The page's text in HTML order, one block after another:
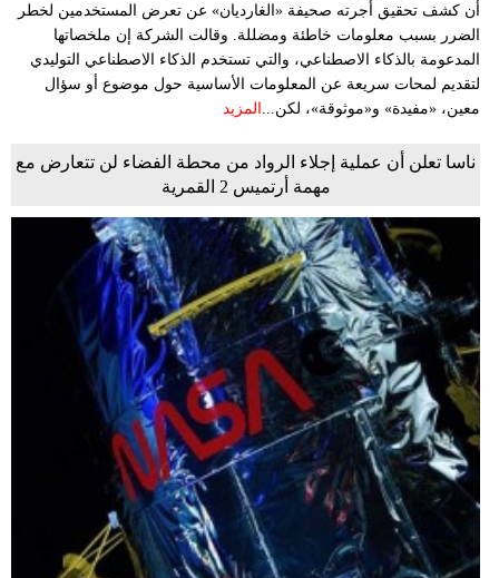
أن كشف تحقيق أجرته صحيفة «الغارديان» عن تعرض المستخدمين لخطر
الضرر بسبب معلومات خاطئة ومضللة. وقالت الشركة إن ملخصاتها
المدعومة بالذكاء الاصطناعي، والتي تستخدم الذكاء الاصطناعي التوليدي
لتقديم لمحات سريعة عن المعلومات الأساسية حول موضوع أو سؤال
معين، «مفيدة» و«موثوقة»، لكن...
المزيد
ناسا تعلن أن عملية إجلاء الرواد من محطة الفضاء لن تتعارض مع
مهمة أرتميس 2 القمرية